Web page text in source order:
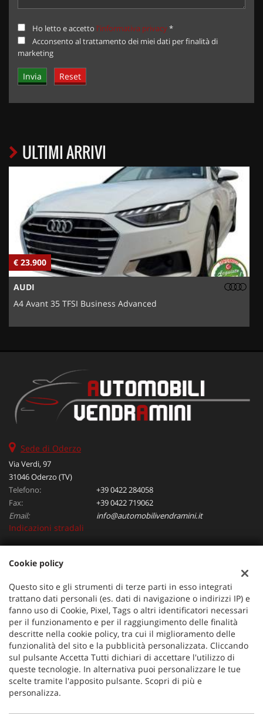
Ho letto e accetto l'informativa privacy*
Acconsento al trattamento dei miei dati per finalità di
marketing
ULTIMI ARRIVI
€ 23.900
AUDI
A4 Avant 35 TFSI Business Advanced
Sede di Oderzo
Via Verdi, 97
31046 Oderzo (TV)
Telefono:
+39 0422 284058
Fax:
+39 0422 719062
Email:
info@automobilivendramini.it
Indicazioni stradali
Dati fiscali:
Automobili Vendramini srl
Via Verdi, 97, Oderzo (TV)
C.F/P.IVA:04823130267
Registro delle imprese:TV
Cookie policy
Questo sito e gli strumenti di terze parti in esso integrati
trattano dati personali (es. dati di navigazione o indirizzi IP) e
fanno uso di Cookie, Pixel, Tags o altri identificatori necessari
per il funzionamento e per il raggiungimento delle finalità
descritte nella cookie policy, tra cui il miglioramento delle
funzionalità del sito e la pubblicità personalizzata. Cliccando
sul pulsante Accetta Tutti dichiari di accettare l'utilizzo di
queste tecnologie. In alternativa puoi personalizzare le tue
scelte tramite l'apposito pulsante. Scopri di più e
personalizza.